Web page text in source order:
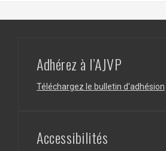
Adhérez à l’AJVP
Téléchargez le bulletin d'adhésion
Accessibilités